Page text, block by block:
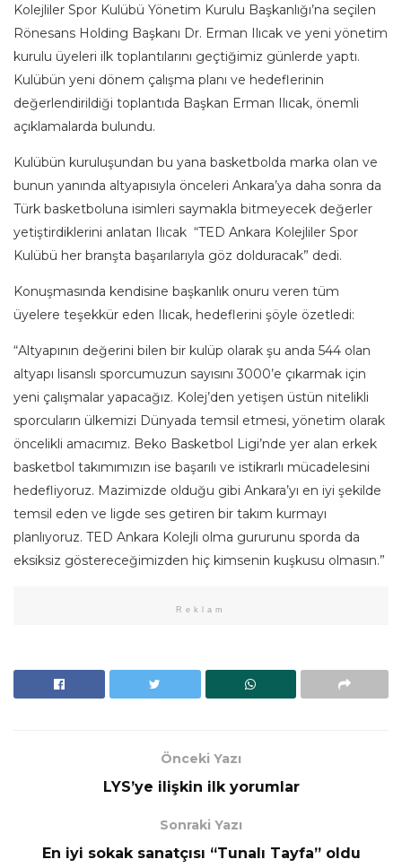
Kolejliler Spor Kulübü Yönetim Kurulu Başkanlığı’na seçilen
Rönesans Holding Başkanı Dr. Erman Ilıcak ve yeni yönetim
kurulu üyeleri ilk toplantılarını geçtiğimiz günlerde yaptı.
Kulübün yeni dönem çalışma planı ve hedeflerinin
değerlendirildiği toplantıda Başkan Erman Ilıcak, önemli
açıklamalarda bulundu.
Kulübün kuruluşundan bu yana basketbolda marka olan ve
bunun yanında altyapısıyla önceleri Ankara’ya daha sonra da
Türk basketboluna isimleri saymakla bitmeyecek değerler
yetiştirdiklerini anlatan Ilıcak “TED Ankara Kolejliler Spor
Kulübü her branşta başarılarıyla göz dolduracak” dedi.
Konuşmasında kendisine başkanlık onuru veren tüm
üyelere teşekkür eden Ilıcak, hedeflerini şöyle özetledi:
“Altyapının değerini bilen bir kulüp olarak şu anda 544 olan
altyapı lisanslı sporcumuzun sayısını 3000’e çıkarmak için
yeni çalışmalar yapacağız. Kolej’den yetişen üstün nitelikli
sporcuların ülkemizi Dünyada temsil etmesi, yönetim olarak
öncelikli amacımız. Beko Basketbol Ligi’nde yer alan erkek
basketbol takımımızın ise başarılı ve istikrarlı mücadelesini
hedefliyoruz. Mazimizde olduğu gibi Ankara’yı en iyi şekilde
temsil eden ve ligde ses getiren bir takım kurmayı
planlıyoruz. TED Ankara Kolejli olma gururunu sporda da
eksiksiz göstereceğimizden hiç kimsenin kuşkusu olmasın.”
Reklam
Önceki Yazı
LYS’ye ilişkin ilk yorumlar
Sonraki Yazı
En iyi sokak sanatçısı “Tunalı Tayfa” oldu